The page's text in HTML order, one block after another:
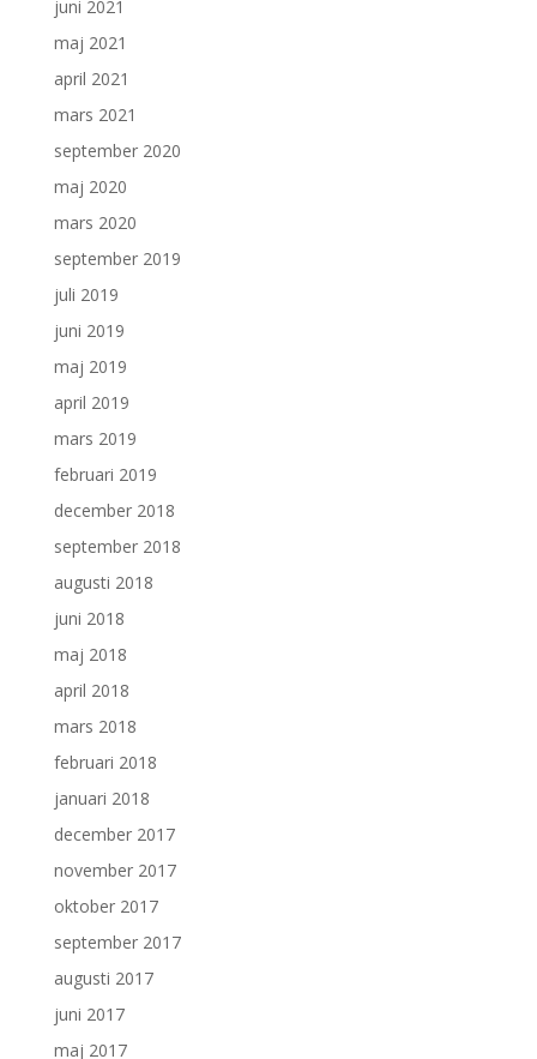
juni 2021
maj 2021
april 2021
mars 2021
september 2020
maj 2020
mars 2020
september 2019
juli 2019
juni 2019
maj 2019
april 2019
mars 2019
februari 2019
december 2018
september 2018
augusti 2018
juni 2018
maj 2018
april 2018
mars 2018
februari 2018
januari 2018
december 2017
november 2017
oktober 2017
september 2017
augusti 2017
juni 2017
maj 2017